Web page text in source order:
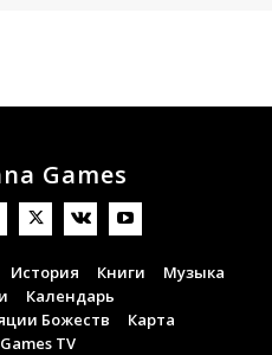
Games
История Книги
Музыка
Календарь
Божеств
Карта
TV